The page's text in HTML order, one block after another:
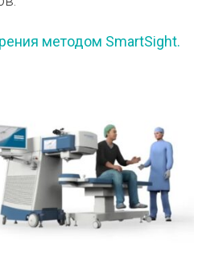
методом SmartSight.